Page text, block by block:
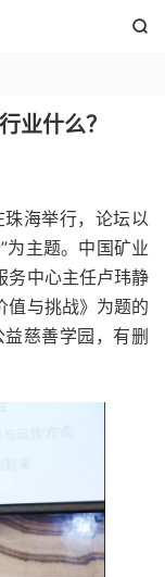

业什么？
海举行，论坛以
为主题。中国矿业
务中心主任卢玮静
值与挑战》为题的
慈善学园，有删